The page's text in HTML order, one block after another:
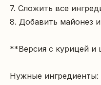
7. Сложить все
8. Добавить майонез
**Версия с курицей и
Нужные ингредиенты: